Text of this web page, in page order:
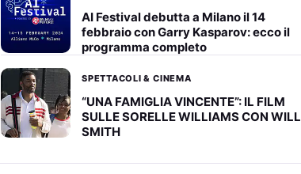
AI Festival debutta a Milano il 14
febbraio con Garry Kasparov: ecco il
programma completo
SPETTACOLI & CINEMA
“UNA FAMIGLIA VINCENTE”: IL FILM
SULLE SORELLE WILLIAMS CON WILL
SMITH